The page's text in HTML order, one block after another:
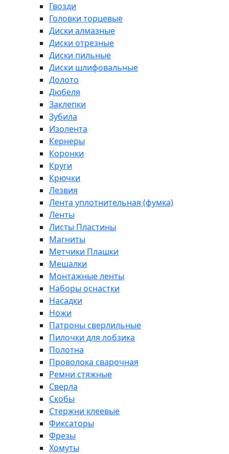
Гвозди
Головки торцевые
Диски алмазные
Диски отрезные
Диски пильные
Диски шлифовальные
Долото
Дюбеля
Заклепки
Зубила
Изолента
Кернеры
Коронки
Круги
Крючки
Лезвия
Лента уплотнительная (фумка)
Ленты
Листы Пластины
Магниты
Метчики Плашки
Мешалки
Монтажные ленты
Наборы оснастки
Насадки
Ножи
Патроны сверлильные
Пилочки для лобзика
Полотна
Проволока сварочная
Ремни стяжные
Сверла
Скобы
Стержни клеевые
Фиксаторы
Фрезы
Хомуты